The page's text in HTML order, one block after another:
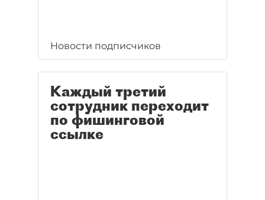
Новости подписчиков
Каждый третий
сотрудник переходит
по фишинговой
ссылке